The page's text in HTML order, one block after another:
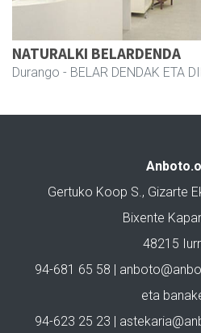
NATURALKI BELARDENDA
Durango - BELAR DENDAK ETA
Gertuko Koop S., Gizarte
Bixente
48215
94-681 65 58 |
eta
94-623 25 23 |